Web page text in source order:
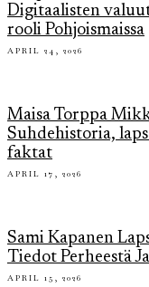
Digitaalisten
rooli Pohjoismaissa
APRIL 24, 2026
Maisa Torppa
Suhdehistoria,
faktat
APRIL 17, 2026
Sami Kapanen
Tiedot Perheestä
APRIL 15, 2026